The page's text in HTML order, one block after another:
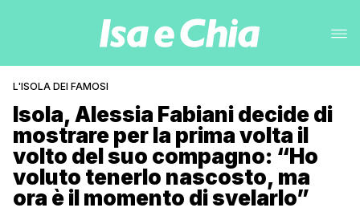
L'ISOLA DEI FAMOSI
Isola, Alessia Fabiani decide di
mostrare per la prima volta il
volto del suo compagno: “Ho
voluto tenerlo nascosto, ma
ora è il momento di svelarlo”